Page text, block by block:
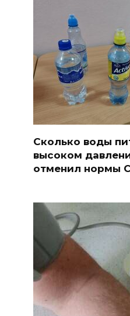
Сколько воды
высоком
отменил нормы